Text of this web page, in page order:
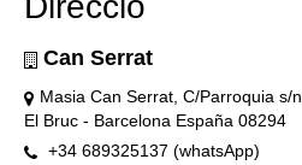
Can Serrat
Masia Can Serrat, C/Parroquia s/n
El Bruc - Barcelona España 08294
+34 689325137 (whatsApp)